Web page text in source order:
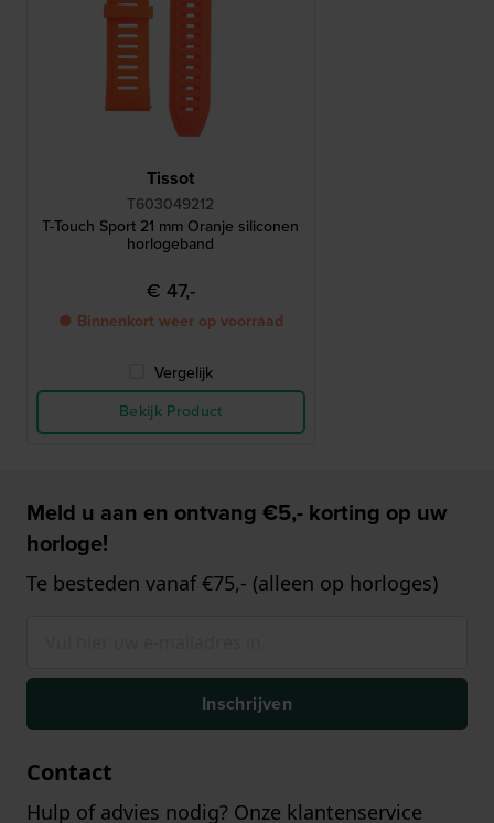
Tissot
T603049212
T-Touch Sport 21 mm Oranje siliconen
horlogeband
€ 47,-
● Binnenkort weer op voorraad
Vergelijk
Bekijk Product
Meld u aan en ontvang €5,- korting op uw
horloge!
Te besteden vanaf €75,- (alleen op horloges)
Inschrijven
Contact
Hulp of advies nodig? Onze klantenservice